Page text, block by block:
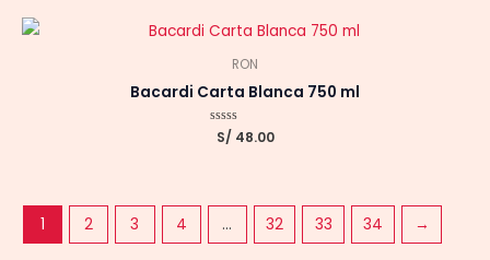
RON
Bacardi Carta Blanca 750 ml
Valorado
con
S/ 48.00
1 2 3 4 … 32 33 34 →